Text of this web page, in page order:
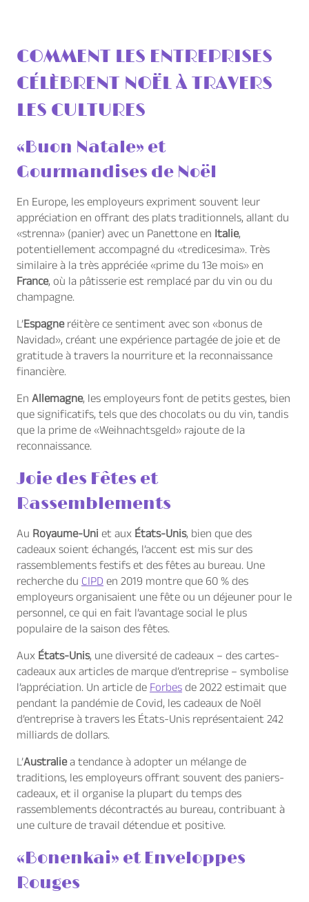
COMMENT LES ENTREPRISES
CÉLÈBRENT NOËL À TRAVERS
LES CULTURES
«Buon Natale» et
Gourmandises de Noël
En Europe, les employeurs expriment souvent leur
appréciation en offrant des plats traditionnels, allant du
«strenna» (panier) avec un Panettone en Italie,
potentiellement accompagné du «tredicesima». Très
similaire à la très appréciée «prime du 13e mois» en
France, où la pâtisserie est remplacé par du vin ou du
champagne.
L’Espagneréitère ce sentiment avec son «bonus de
Navidad», créant une expérience partagée de joie et de
gratitude à travers la nourriture et la reconnaissance
financière.
EnAllemagne, les employeurs font de petits gestes, bien
que significatifs, tels que des chocolats ou du vin, tandis
que la prime de «Weihnachtsgeld» rajoute de la
reconnaissance.
Joie des Fêtes et
Rassemblements
Au Royaume-Uni et auxÉtats-Unis, bien que des
cadeaux soient échangés, l’accent est mis sur des
rassemblements festifs et des fêtes au bureau. Une
recherche duCIPDen 2019 montre que 60 % des
employeurs organisaient une fête ou un déjeuner pour le
personnel, ce qui en fait l’avantage social le plus
populaire de la saison des fêtes.
AuxÉtats-Unis, une diversité de cadeaux – des cartes-
cadeaux aux articles de marque d’entreprise – symbolise
l’appréciation. Un article deForbesde 2022 estimait que
pendant la pandémie de Covid, les cadeaux de Noël
d’entreprise à travers les États-Unis représentaient 242
milliards de dollars.
L’Australiea tendance à adopter un mélange de
traditions, les employeurs offrant souvent des paniers-
cadeaux, et il organise la plupart du temps des
rassemblements décontractés au bureau, contribuant à
une culture de travail détendue et positive.
«Bonenkai» et Enveloppes
Rouges